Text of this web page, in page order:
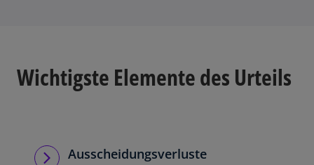
Wichtigste Elemente des Urteils
Ausscheidungsverluste